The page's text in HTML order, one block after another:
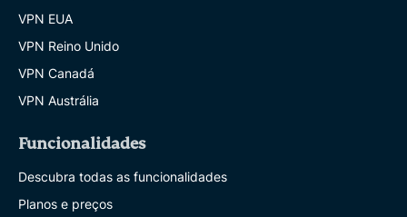
VPN EUA
VPN Reino Unido
VPN Canadá
VPN Austrália
Funcionalidades
Descubra todas as funcionalidades
Planos e preços